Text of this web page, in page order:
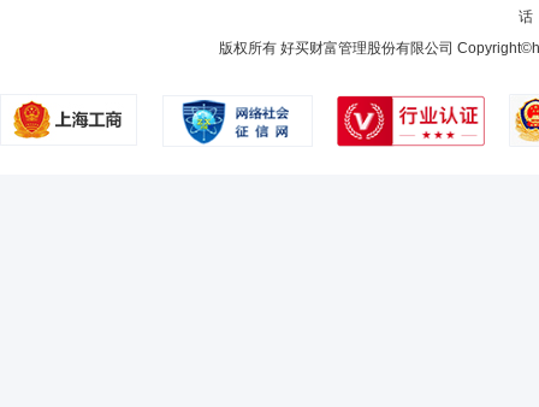
话
版权所有 好买财富管理股份有限公司